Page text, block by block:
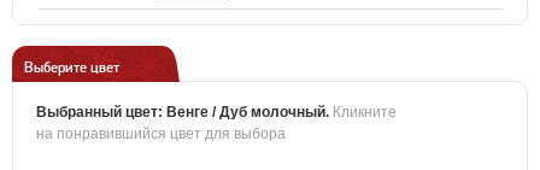
Выберите цвет
Выбранный цвет: Венге / Дуб молочный. Кликните
на понравившийся цвет для выбора